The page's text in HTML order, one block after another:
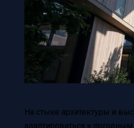
На стыке архитектуры и
адаптироваться к